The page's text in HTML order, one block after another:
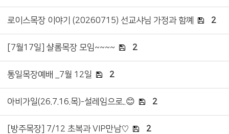
로이스목장 이야기 (20260715) 선교샤님 가정과 함꼐 2
[7월17일] 샬롬목장 모임~~~~ 2
통일목장예배 _7월 12일 2
아비가일(26.7.16.목)-설레임으로..😊 2
[방주목장] 7/12 초복과 VIP만남♡ 2